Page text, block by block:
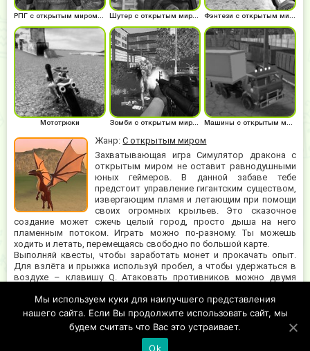
Жанр:С открытым миром
Захватывающая игра Симулятор дракона с
открытым миром не оставит равнодушными
юных геймеров. В данной забаве тебе
предстоит управление гигантским существом,
извергающим пламя и летающим при помощи
своих огромных крыльев. Это сказочное
создание может сжечь целый город, просто дыша на него
пламенным потоком. Играть можно по-разному. Ты можешь
ходить и летать, перемещаясь свободно по большой карте.
Выполняй квесты, чтобы заработать монет и прокачать опыт.
Для взлёта и прыжка используй пробел, а чтобы удержаться в
воздухе – клавишу Q. Атаковать противников можно двумя
энергии, нажимай для этого левую кнопку мышки. Если враг
находится близко, можно нажать правую кнопку, и ударить его
своим мощным хвостом.
Шутер с открытым миром
Мототрюки Зомби с открытым миром Машины с открытым миром
Мы используем куки для наилучшего представления
нашего сайта. Если Вы продолжите использовать сайт, мы
будем считать что Вас это устраивает.
Ok